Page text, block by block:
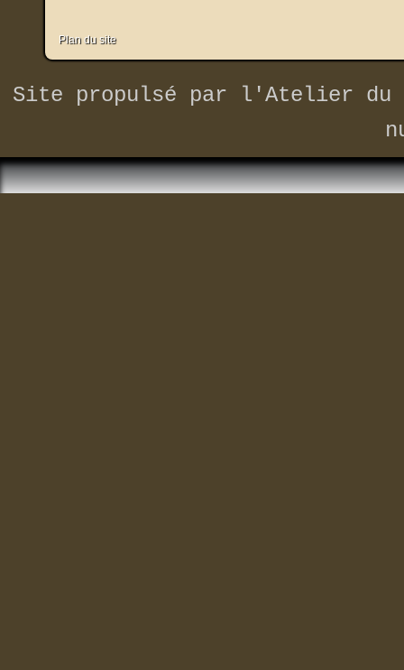
Plan du site
Site propulsé par
l'Atelier du